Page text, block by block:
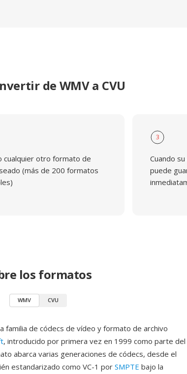
de WMV a CVU
cualquier otro formato de
(más de 200 formatos
3
Cuando
puede
los formatos
WMV CVU
familia de códecs de vídeo y formato de archivo
, introducido por primera vez en 1999 como parte del
abarca varias generaciones de códecs, desde el
estandarizado como VC-1 por SMPTE bajo la